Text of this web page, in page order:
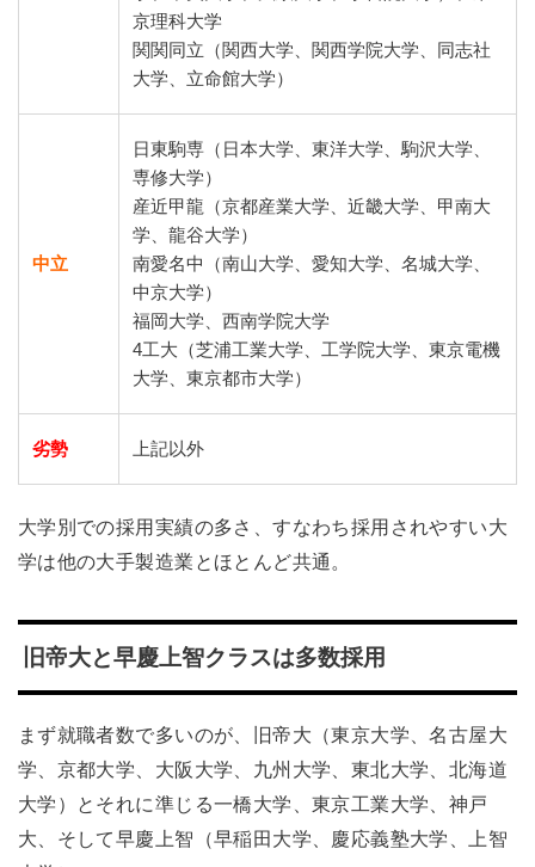
京理科大学
関関同立（関西大学、関西学院大学、同志社
大学、立命館大学）
中立
日東駒専（日本大学、東洋大学、駒沢大学、
専修大学）
産近甲龍（京都産業大学、近畿大学、甲南大
学、龍谷大学）
南愛名中（南山大学、愛知大学、名城大学、
中京大学）
福岡大学、西南学院大学
4工大（芝浦工業大学、工学院大学、東京電機
大学、東京都市大学）
劣勢 上記以外
大学別での採用実績の多さ、すなわち採用されやすい大
学は他の大手製造業とほとんど共通。
旧帝大と早慶上智クラスは多数採用
まず就職者数で多いのが、旧帝大（東京大学、名古屋大
学、京都大学、大阪大学、九州大学、東北大学、北海道
大学）とそれに準じる一橋大学、東京工業大学、神戸
大、そして早慶上智（早稲田大学、慶応義塾大学、上智